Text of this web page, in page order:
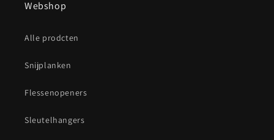
Webshop
Alle prodcten
Snijplanken
Flessenopeners
Sleutelhangers